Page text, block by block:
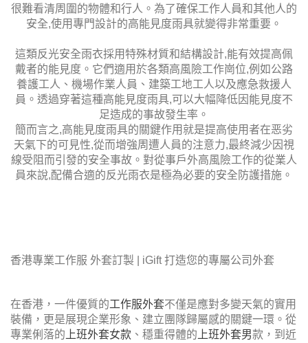
很難看清周圍的物體和行人。為了確保工作人員和其他人的
安全,使用專門設計的高能見度雨具就變得非常重要。
這類反光安全雨衣採用特殊材質和結構設計,能有效提高佩
戴者的能見度。它們適用於各類高風險工作崗位,例如公路
養護工人、機場作業人員、建築工地工人以及應急救援人
員。透過穿著這種高能見度雨具,可以大幅降低因能見度不
足造成的事故發生率。
簡而言之,高能見度雨具的關鍵作用就是提高使用者在恶劣
天氣下的可見性,從而增強周遭人員的注意力,最終減少因視
線受阻而引發的安全事故。對從事戶外高風險工作的從業人
員來說,配備合適的反光雨衣是極為必要的安全防護措施。
香港專業工作服 外套訂製 | iGift 打造您的專屬公司外套
在香港，一件優質的工作服外套不僅是應對多變天氣的實用
裝備，更是展現企業形象、建立團隊歸屬感的關鍵一環。從
專業俐落的 上班外套女款 、穩重得體的 上班外套男款，到近